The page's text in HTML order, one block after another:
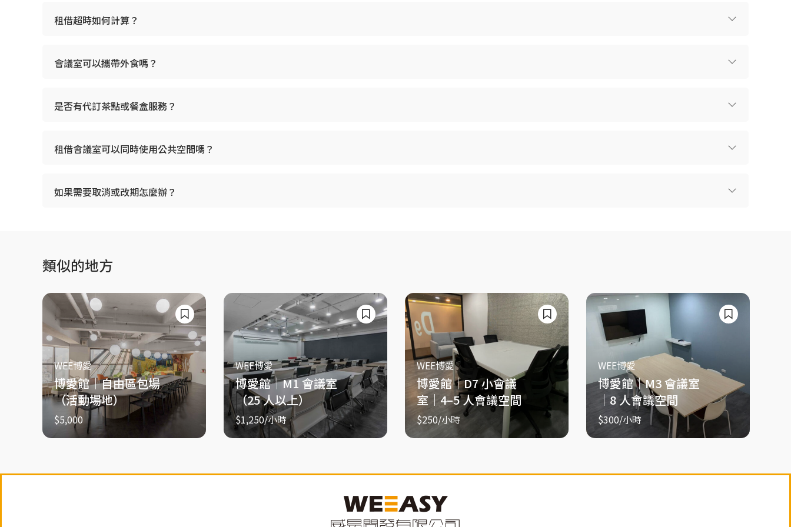
租借超時如何計算？
會議室可以攜帶外食嗎？
是否有代訂茶點或餐盒服務？
租借會議室可以同時使用公共空間嗎？
如果需要取消或改期怎麼辦？
類似的地方
WEE博愛
博愛館｜自由區包場
（活動場地）
$5,000
WEE博愛
博愛館｜M1 會議室
（25 人以上）
$1,250/小時
WEE博愛
博愛館｜D7 小會議
室｜4–5 人會議空間
$250/小時
WEE博愛
博愛館｜M3 會議室
｜8 人會議空間
$300/小時